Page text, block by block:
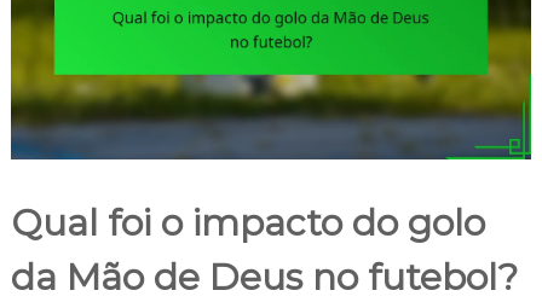
Qual foi o impacto do golo
da Mão de Deus no futebol?